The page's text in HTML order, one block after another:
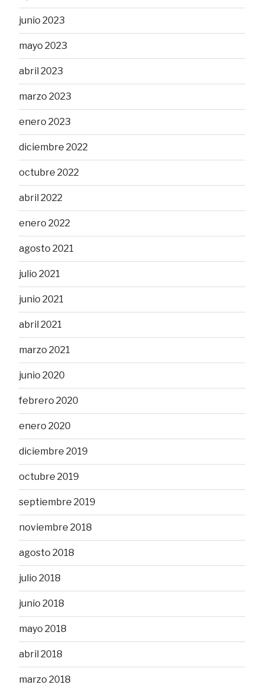
junio 2023
mayo 2023
abril 2023
marzo 2023
enero 2023
diciembre 2022
octubre 2022
abril 2022
enero 2022
agosto 2021
julio 2021
junio 2021
abril 2021
marzo 2021
junio 2020
febrero 2020
enero 2020
diciembre 2019
octubre 2019
septiembre 2019
noviembre 2018
agosto 2018
julio 2018
junio 2018
mayo 2018
abril 2018
marzo 2018